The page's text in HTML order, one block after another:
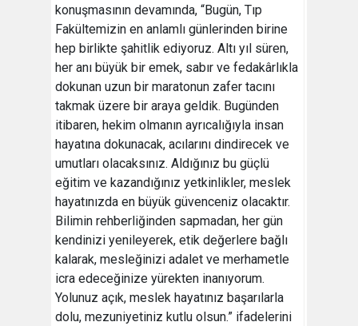
konuşmasının devamında, “Bugün, Tıp
Fakültemizin en anlamlı günlerinden birine
hep birlikte şahitlik ediyoruz. Altı yıl süren,
her anı büyük bir emek, sabır ve fedakârlıkla
dokunan uzun bir maratonun zafer tacını
takmak üzere bir araya geldik. Bugünden
itibaren, hekim olmanın ayrıcalığıyla insan
hayatına dokunacak, acılarını dindirecek ve
umutları olacaksınız. Aldığınız bu güçlü
eğitim ve kazandığınız yetkinlikler, meslek
hayatınızda en büyük güvenceniz olacaktır.
Bilimin rehberliğinden sapmadan, her gün
kendinizi yenileyerek, etik değerlere bağlı
kalarak, mesleğinizi adalet ve merhametle
icra edeceğinize yürekten inanıyorum.
Yolunuz açık, meslek hayatınız başarılarla
dolu, mezuniyetiniz kutlu olsun.” ifadelerini